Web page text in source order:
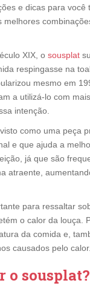
e dicas para você
melhores
XIX, o sousplat
respingasse na
mesmo em
a utilizá-lo com
intenção.
como uma peça
e que ajuda a
já que são
atraente,
para ressaltar
o calor da louça.
da comida e,
causados ​​pelo calor.
o sousplat?